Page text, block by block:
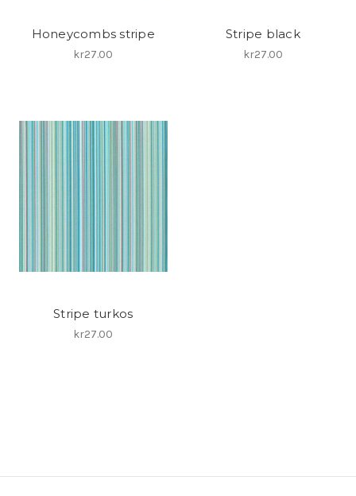
Honeycombs stripe
kr27.00
Stripe black
kr27.00
Stripe turkos
kr27.00